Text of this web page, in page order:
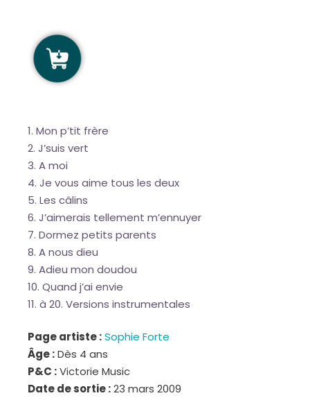
Mon p’tit frère
J’suis vert
A moi
Je vous aime tous les deux
Les câlins
J’aimerais tellement m’ennuyer
Dormez petits parents
A nous dieu
Adieu mon doudou
Quand j’ai envie
à 20. Versions instrumentales
Page artiste : Sophie Forte
Âge :Dès 4 ans
P&C :Victorie Music
Date de sortie :23 mars 2009